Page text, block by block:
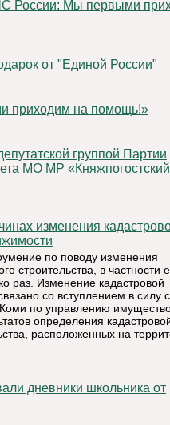
от "Единой России"
приходим на помощь!»
МО МР
по поводу изменения
строительства, в частности
раз. Изменение кадастровой
со вступлением в силу с
Коми по управлению
определения
расположенных на